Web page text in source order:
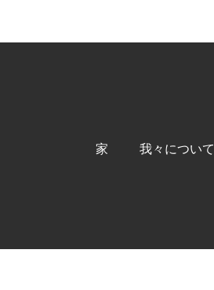
家 我々について